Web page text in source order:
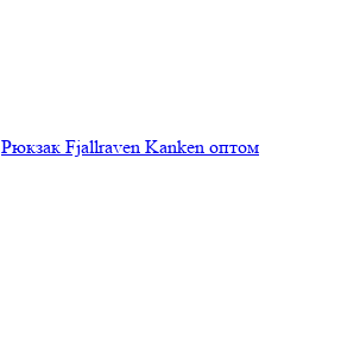
Рюкзак Fjallraven Kanken оптом